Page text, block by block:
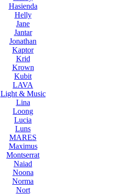
Hasienda
Helly
Jane
Jantar
Jonathan
Kaptor
Krid
Krown
Kubit
LAVA
Light & Music
Lina
Loong
Lucia
Luns
MARES
Maximus
Montserrat
Naiad
Noona
Norma
Nort